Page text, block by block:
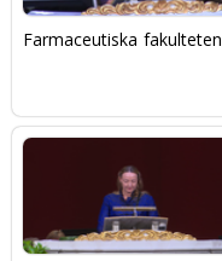
Farmaceutiska fakulteten